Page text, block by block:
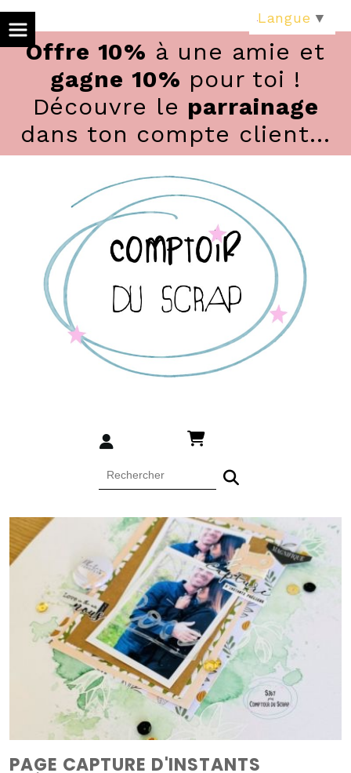
Offre 10% à une amie et
gagne 10% pour toi !
Découvre le parrainage
dans ton compte client...
PAGE CAPTURE D'INSTANTS
Langue ▼